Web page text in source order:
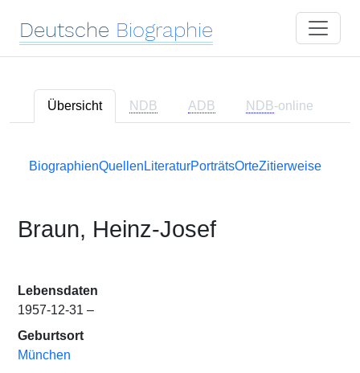
Deutsche Biographie
Übersicht NDB ADB NDB-online
BiographienQuellen LiteraturPorträtsOrteZitierweise
Braun, Heinz-Josef
Lebensdaten
1957-12-31 –
Geburtsort
München